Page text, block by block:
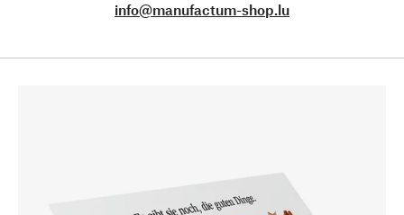
info@manufactum-shop.lu